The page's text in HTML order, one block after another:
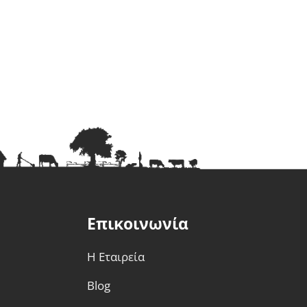
Επικοινωνία
Η Εταιρεία
Blog